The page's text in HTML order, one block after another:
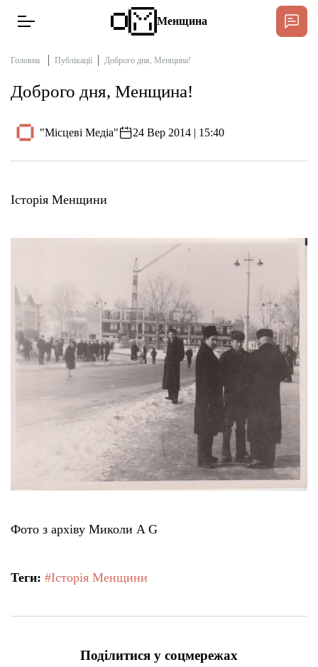
Бюджет
Тендери
Рекламні прайси
Етичний кодекс
Менщина
Головна Публікації Доброго дня, Менщина!
Доброго дня, Менщина!
"Місцеві Медіа" 24 Вер 2014 | 15:40
Історія Менщини
Фото з архіву Миколи A G
Теги: #Історія Менщини
Поділитися у соцмережах